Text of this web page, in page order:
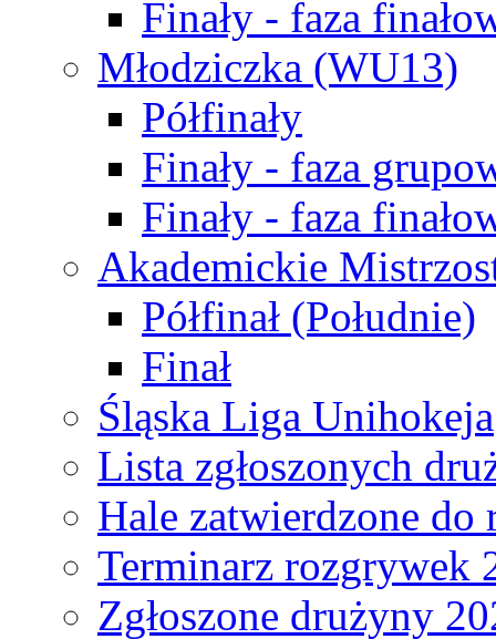
Finały - faza
Młodziczka (WU13)
Półfinały
Finały - faza
Finały - faza
Akademickie
Półfinał (Południe)
Finał
Śląska Liga Unihokeja
Lista zgłoszonych
Hale zatwierdzone do
Terminarz rozgrywek
Zgłoszone drużyny